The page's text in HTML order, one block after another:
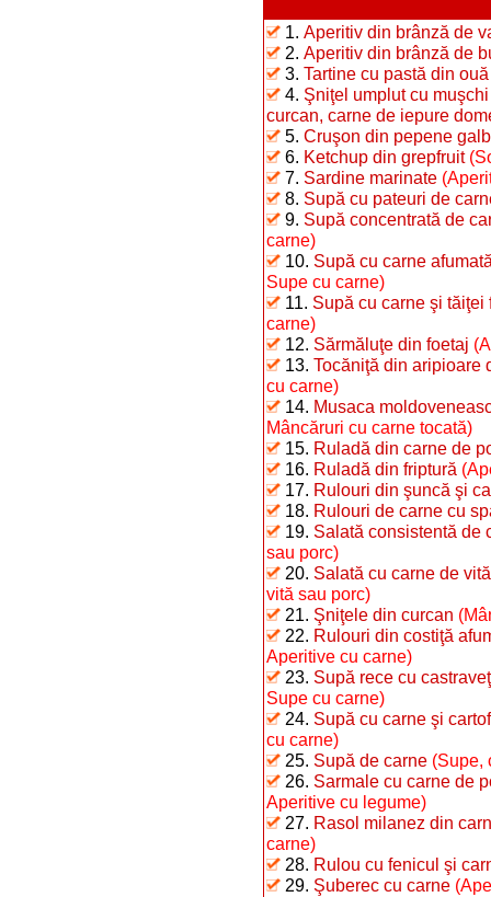
1. Aperitiv din brânză de
2. Aperitiv din brânză de
3. Tartine cu pastă din
4. Şniţel umplut cu
curcan, carne de iepure
5. Cruşon din pepene
6. Ketchup din grepfruit
7. Sardine marinate
8. Supă cu pateuri de
9. Supă concentrată de
carne)
10. Supă cu carne
Supe cu carne)
11. Supă cu carne şi tăiţei
carne)
12. Sărmăluţe din foetaj
13. Tocăniţă din aripioare
cu carne)
14. Musaca
Mâncăruri cu carne tocată)
15. Ruladă din carne de
16. Ruladă din friptură
17. Rulouri din şuncă şi
18. Rulouri de carne cu
19. Salată consistentă de
sau porc)
20. Salată cu carne de
vită sau porc)
21. Şniţele din curcan
22. Rulouri din costiţă
Aperitive cu carne)
23. Supă rece cu
Supe cu carne)
24. Supă cu carne şi
cu carne)
25. Supă de carne (Supe,
26. Sarmale cu carne de
Aperitive cu legume)
27. Rasol milanez din
carne)
28. Rulou cu fenicul şi
29. Şuberec cu carne